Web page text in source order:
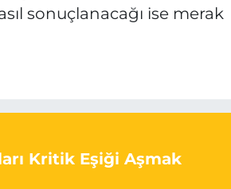
sonuçlanacağı ise merak
Kritik Eşiği Aşmak